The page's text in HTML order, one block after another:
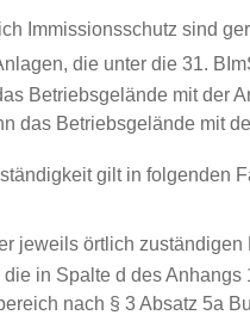
Immissionsschutz sind
die unter die 31.
Betriebsgelände mit der
das Betriebsgelände mit
gilt in folgenden
jeweils örtlich
in Spalte d des
nach § 3 Absatz 5a